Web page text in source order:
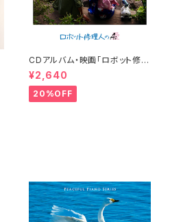
CDアルバム・映画「ロボット修理
人のAi（愛）」オリジナルサウンド
トラック
¥2,640
20%OFF